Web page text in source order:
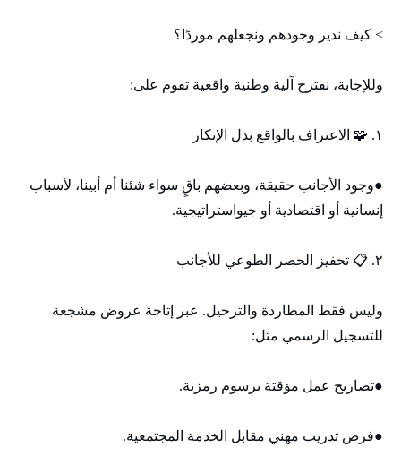
> كيف ندير وجودهم ونجعلهم موردًا؟
وللإجابة، نقترح آلية وطنية واقعية تقوم على:
١. 🧩 الاعتراف بالواقع بدل الإنكار
●وجود الأجانب حقيقة، وبعضهم باقٍ سواء شئنا أم أبينا، لأسباب
إنسانية أو اقتصادية أو جيواستراتيجية.
٢. 📋 تحفيز الحصر الطوعي للأجانب
وليس فقط المطاردة والترحيل. عبر إتاحة عروض مشجعة
للتسجيل الرسمي مثل:
●تصاريح عمل مؤقتة برسوم رمزية.
●فرص تدريب مهني مقابل الخدمة المجتمعية.